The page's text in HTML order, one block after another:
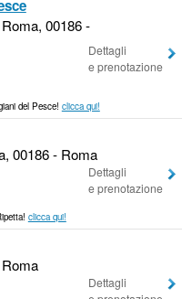
00186 -
Dettagli
e prenotazione
del Pesce! clicca qui!
00186 - Roma
Dettagli
e prenotazione
clicca qui!
Dettagli